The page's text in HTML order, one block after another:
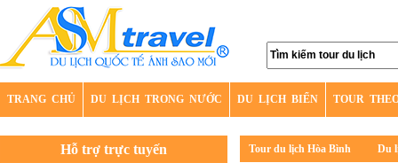
TRANG CHỦ DU LỊCH TRONG NƯỚC DU LỊCH BIỂN TOUR
Hỗ trợ trực tuyến Tour du lịch Hòa Bình Du